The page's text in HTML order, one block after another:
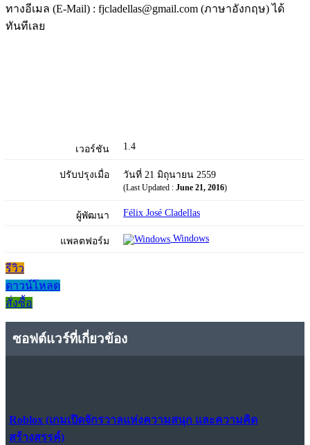
ทางอีเมล (E-Mail) : fjcladellas@gmail.com (ภาษาอังกฤษ) ได้
ทันทีเลย
เวอร์ชัน 1.4
ปรับปรุงเมื่อ วันที่ 21 มิถุนายน 2559
(Last Updated : June 21, 2016)
ผู้พัฒนา Félix José Cladellas
แพลตฟอร์ม Windows
รีวิว
ดาวน์โหลด
สั่งซื้อ
ซอฟต์แวร์ที่เกี่ยวข้อง
Roblox (เกมเปิดจักรวาลแห่งความสนุก และความคิด
สร้างสรรค์)